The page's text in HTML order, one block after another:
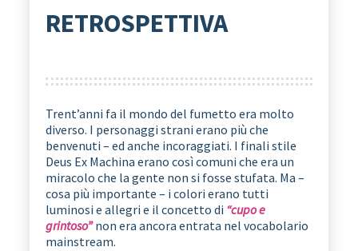
RETROSPETTIVA
Trent’anni fa il mondo del fumetto era molto
diverso. I personaggi strani erano più che
benvenuti – ed anche incoraggiati. I finali stile
Deus Ex Machina erano così comuni che era un
miracolo che la gente non si fosse stufata. Ma –
cosa più importante – i colori erano tutti
luminosi e allegri e il concetto di “cupo e
grintoso”non era ancora entrata nel vocabolario
mainstream.